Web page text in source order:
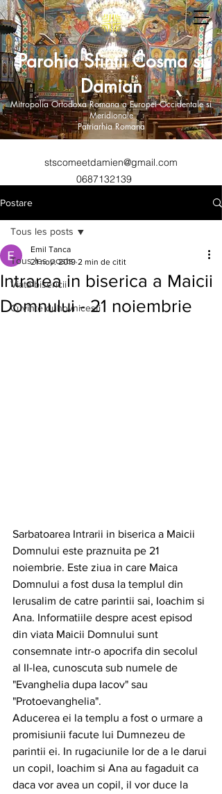
Parohia Sfintii Cosma si
Damian
Mitropolia Ortodoxa Romana a Europei Occidentale si
Meridionale
Patriarhia Romana
stscomeetdamien@gmail.com
0687132139
Postare
Tous les posts
Viata bisericii
Cuvinte duhovnicesti
Tous les posts
Intrarea in biserica a Maicii
Domnului - 21 noiembrie
Emil Tanca
21 nov. 2019 2 min de citit
Sarbatoarea Intrarii in biserica a Maicii
Domnului este praznuita pe 21
noiembrie. Este ziua in care Maica
Domnului a fost dusa la templul din
Ierusalim de catre parintii sai, Ioachim si
Ana. Informatiile despre acest episod
din viata Maicii Domnului sunt
consemnate intr-o apocrifa din secolul
al II-lea, cunoscuta sub numele de
"Evanghelia dupa Iacov" sau
"Protoevanghelia".
Aducerea ei la templu a fost o urmare a
promisiunii facute lui Dumnezeu de
parintii ei. In rugaciunile lor de a le darui
un copil, Ioachim si Ana au fagaduit ca
daca vor avea un copil, il vor duce la